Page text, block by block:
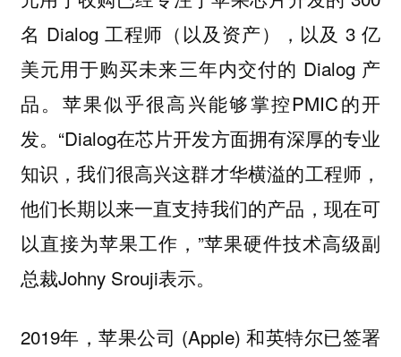
名 Dialog 工程师（以及资产），以及 3 亿
美元用于购买未来三年内交付的 Dialog 产
品。苹果似乎很高兴能够掌控PMIC的开
发。“Dialog在芯片开发方面拥有深厚的专业
知识，我们很高兴这群才华横溢的工程师，
他们长期以来一直支持我们的产品，现在可
以直接为苹果工作，”苹果硬件技术高级副
总裁Johny Srouji表示。
2019年，苹果公司 (Apple) 和英特尔已签署